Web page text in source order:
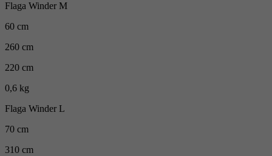
Flaga Winder M
60 cm
260 cm
220 cm
0,6 kg
Flaga Winder L
70 cm
310 cm